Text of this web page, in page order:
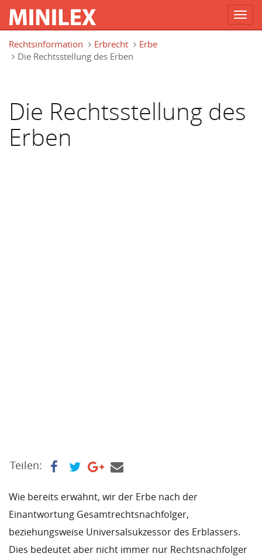
Rechtsinformation
Erbrecht
Erbe
Die Rechtsstellung des Erben
Die Rechtsstellung des
Erben
Teilen:
Wie bereits erwähnt, wir der Erbe nach der
Einantwortung Gesamtrechtsnachfolger,
beziehungsweise Universalsukzessor des Erblassers.
Dies bedeutet aber nicht immer nur Rechtsnachfolger